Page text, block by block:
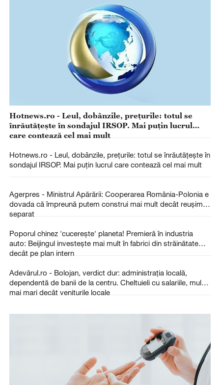
Hotnews.ro - Leul, dobânzile, prețurile: totul se
înrăutățește în sondajul IRSOP. Mai puțin lucrul
care contează cel mai mult
Hotnews.ro - Leul, dobânzile, prețurile: totul se înrăutățește în
sondajul IRSOP. Mai puțin lucrul care contează cel mai mult
Agerpres - Ministrul Apărării: Cooperarea România-Polonia e
dovada că împreună putem construi mai mult decât reușim
separat
Poporul chinez 'cucerește' planeta! Premieră în industria
auto: Beijingul investeşte mai mult în fabrici din străinătate
decât pe plan intern
Adevărul.ro - Bolojan, verdict dur: administrația locală,
dependentă de banii de la centru. Cheltuieli cu salariile, mult
mai mari decât veniturile locale